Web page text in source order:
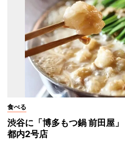
食べる
渋谷に「博多もつ鍋 前田屋
都内2号店